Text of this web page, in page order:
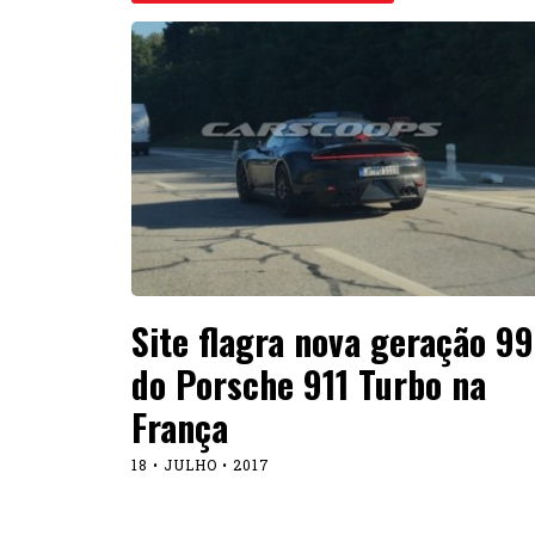
Site flagra nova geração
do Porsche 911 Turbo na
França
18 • JULHO • 2017